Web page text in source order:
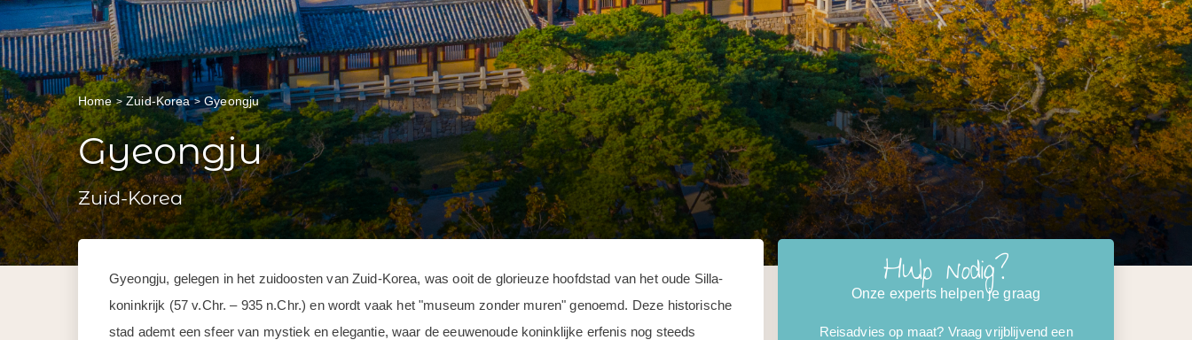
Home Zuid-Korea Gyeongju
Gyeongju
Zuid-Korea
Gyeongju, gelegen in het zuidoosten van Zuid-Korea, was ooit de glorieuze hoofdstad van het oude Silla-
koninkrijk (57 v.Chr. – 935 n.Chr.) en wordt vaak het "museum zonder muren" genoemd. Deze historische
stad ademt een sfeer van mystiek en elegantie, waar de eeuwenoude koninklijke erfenis nog steeds
Hulp nodig?
Onze experts helpen je graag
Reisadvies op maat? Vraag vrijblijvend een